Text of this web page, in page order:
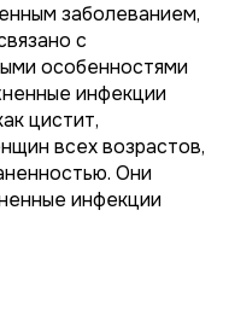
заболеванием,
с
особенностями
инфекции
цистит,
всех возрастов,
Они
инфекции